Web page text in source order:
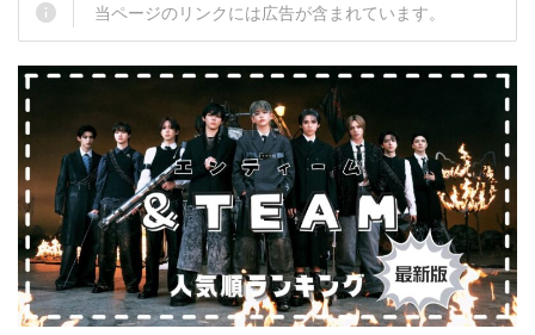
当ページのリンクには広告が含まれています。